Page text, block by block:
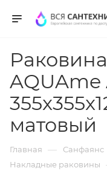
AQUAme
матовый
Главная — Санфаянс
Накладные раковины